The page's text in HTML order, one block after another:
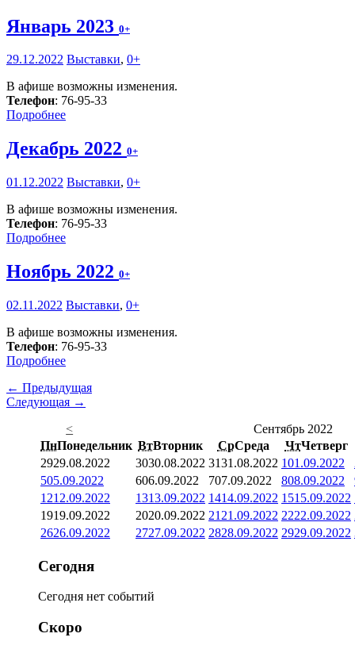
Январь 2023 0+
29.12.2022 Выставки, 0+
В афише возможны изменения.
Телефон: 76-95-33
Подробнее
Декабрь 2022 0+
01.12.2022 Выставки, 0+
В афише возможны изменения.
Телефон: 76-95-33
Подробнее
Ноябрь 2022 0+
02.11.2022 Выставки, 0+
В афише возможны изменения.
Телефон: 76-95-33
Подробнее
← Предыдущая
Следующая →
<
Сентябрь 2022
ПнПонедельник ВтВторник СрСреда ЧтЧетверг
2929.08.2022 3030.08.2022 3131.08.2022 101.09.2022
505.09.2022 606.09.2022 707.09.2022 808.09.2022
1212.09.2022 1313.09.2022 1414.09.2022 1515.09.2022
1919.09.2022 2020.09.2022 21 21.09.2022 2222.09.2022
2626.09.2022 2727.09.2022 2828.09.2022 2929.09.2022
Сегодня
Сегодня нет событий
Скоро